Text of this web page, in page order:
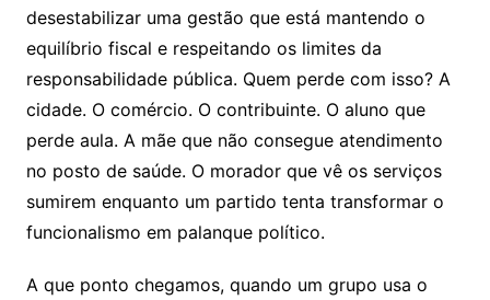
desestabilizar uma gestão que está mantendo o
equilíbrio fiscal e respeitando os limites da
responsabilidade pública. Quem perde com isso? A
cidade. O comércio. O contribuinte. O aluno que
perde aula. A mãe que não consegue atendimento
no posto de saúde. O morador que vê os serviços
sumirem enquanto um partido tenta transformar o
funcionalismo em palanque político.
A que ponto chegamos, quando um grupo usa o